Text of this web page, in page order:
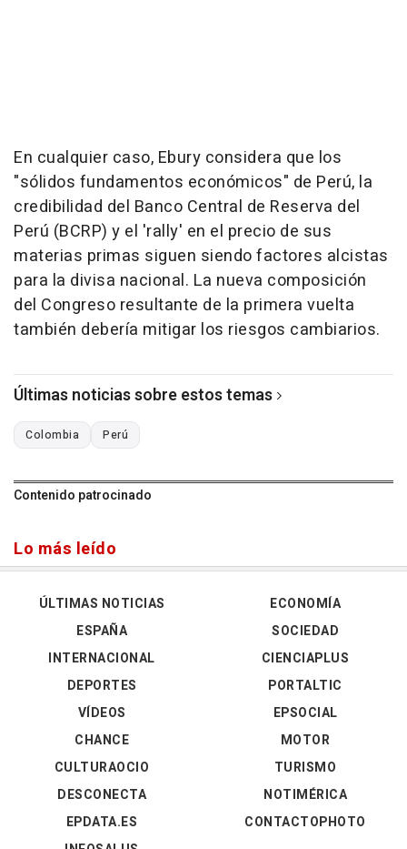
En cualquier caso, Ebury considera que los
"sólidos fundamentos económicos" de Perú, la
credibilidad del Banco Central de Reserva del
Perú (BCRP) y el 'rally' en el precio de sus
materias primas siguen siendo factores alcistas
para la divisa nacional. La nueva composición
del Congreso resultante de la primera vuelta
también debería mitigar los riesgos cambiarios.
Últimas noticias sobre estos temas
Colombia Perú
Contenido patrocinado
Lo más leído
ÚLTIMAS NOTICIAS
ESPAÑA
INTERNACIONAL
DEPORTES
VÍDEOS
ECONOMÍA
SOCIEDAD
CIENCIAPLUS
PORTALTIC
EPSOCIAL
CHANCE
CULTURAOCIO
DESCONECTA
EPDATA.ES
MOTOR
TURISMO
NOTIMÉRICA
CONTACTOPHOTO